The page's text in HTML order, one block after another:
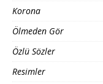
Korona
Ölmeden Gör
Özlü Sözler
Resimler